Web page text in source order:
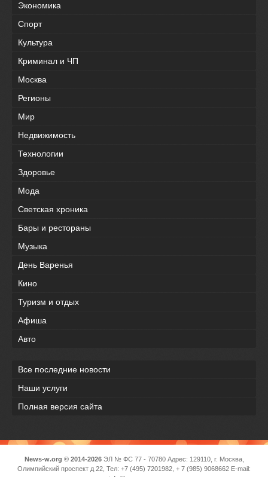
Экономика
Спорт
Культура
Криминал и ЧП
Москва
Регионы
Мир
Недвижимость
Технологии
Здоровье
Мода
Светская хроника
Бары и рестораны
Музыка
День Варенья
Кино
Туризм и отдых
Афиша
Авто
Все последние новости
Наши услуги
Полная версия сайта
News-w.org © 2014-2026ЭЛ № ФС 77 - 70780 Адрес: 129110, г. Москва,
Олимпийский проспект д 22, Тел: +7 (495) 7201982, + 7 (985) 9068662 E-mail: